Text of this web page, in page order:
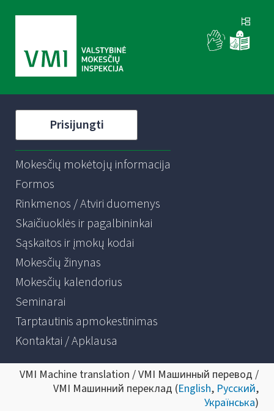
Prisijungti
Mokesčių mokėtojų informacija
Formos
Rinkmenos / Atviri duomenys
Skaičiuoklės ir pagalbininkai
Sąskaitos ir įmokų kodai
Mokesčių žinynas
Mokesčių kalendorius
Seminarai
Tarptautinis apmokestinimas
Kontaktai / Apklausa
VMI Machine translation / VMI Машинный перевод /
VMI Машинний переклад (English, Русский,
Українська)